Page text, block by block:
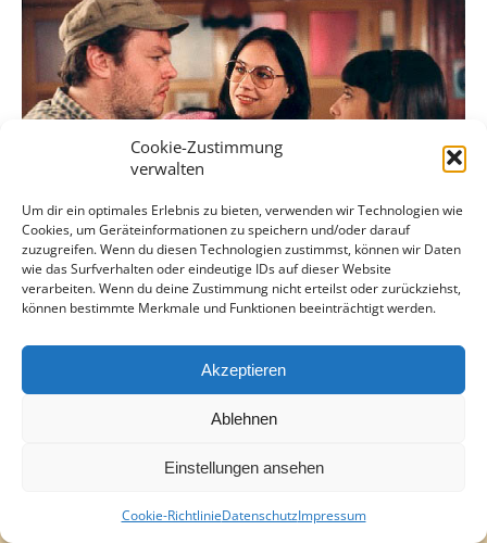
Cookie-Zustimmung
verwalten
Um dir ein optimales Erlebnis zu bieten, verwenden wir Technologien wie
Cookies, um Geräteinformationen zu speichern und/oder darauf
zuzugreifen. Wenn du diesen Technologien zustimmst, können wir Daten
wie das Surfverhalten oder eindeutige IDs auf dieser Website
verarbeiten. Wenn du deine Zustimmung nicht erteilst oder zurückziehst,
können bestimmte Merkmale und Funktionen beeinträchtigt werden.
Akzeptieren
Ablehnen
Einstellungen ansehen
Cookie-RichtlinieDatenschutzImpressum